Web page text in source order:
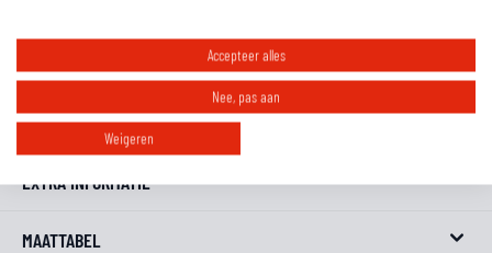
Isopropylacetaat — typische bereiken gegeven in SDS (bijv. 5–<10 %)
Inhoud:
1x S100 White Chain Spray — Multi-content promotie 520 ml
EXTRA INFORMATIE
MAATTABEL
Accepteer alles
Nee, pas aan
Weigeren